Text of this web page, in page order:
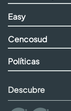
Easy
Cencosud
Políticas
Descubre